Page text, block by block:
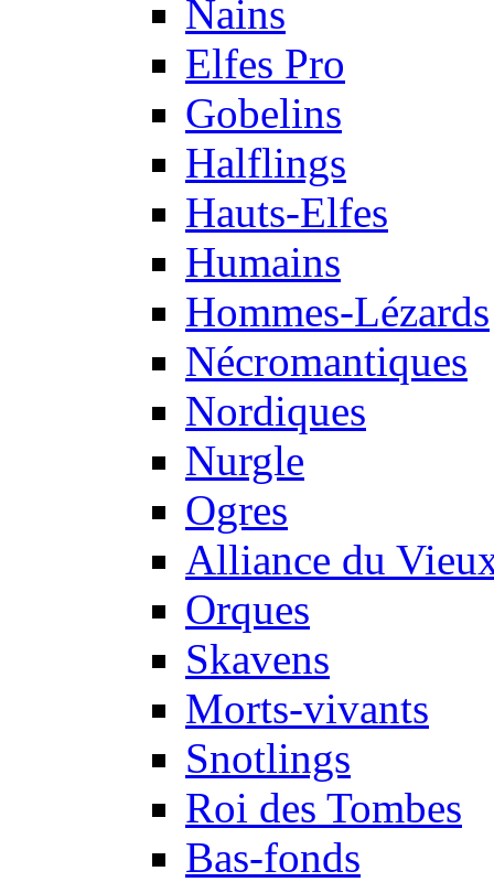
Nains
Elfes Pro
Gobelins
Halflings
Hauts-Elfes
Humains
Hommes-Lézards
Nécromantiques
Nordiques
Nurgle
Ogres
Alliance du
Orques
Skavens
Morts-vivants
Snotlings
Roi des Tombes
Bas-fonds